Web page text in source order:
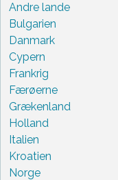
Andre lande
Bulgarien
Danmark
Cypern
Frankrig
Færøerne
Grækenland
Holland
Italien
Kroatien
Norge